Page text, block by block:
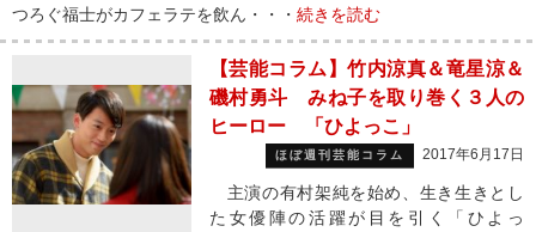
つろぐ福士がカフェラテを飲ん・・・ 続きを読む
【芸能コラム】竹内涼真＆竜星涼＆
磯村勇斗 みね子を取り巻く３人の
ヒーロー 「ひよっこ」
ほぼ週刊芸能コラム 2017年6月17日
主演の有村架純を始め、生き生きとし
た女優陣の活躍が目を引く「ひよっ